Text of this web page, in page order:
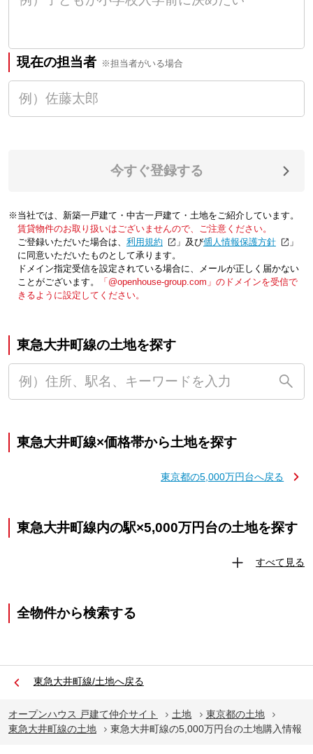
現在の担当者 ※担当者がいる場合
今すぐ登録する
※当社では、新築一戸建て・中古一戸建て・土地をご紹介しています。
賃貸物件のお取り扱いはございませんので、ご注意ください。
ご登録いただいた場合は、「利用規約 」及び「個人情報保護方針
」
に同意いただいたものとして承ります。
ドメイン指定受信を設定されている場合に、メールが正しく届かない
ことがございます。
「@openhouse-group.com」のドメインを受信で
きるように設定してください。
東急大井町線の土地を探す
東急大井町線×価格帯から土地を探す
東京都の5,000万円台へ戻る
東急大井町線内の駅×5,000万円台の土地を探す
すべて見る
全物件から検索する
東急大井町線/土地へ戻る
オープンハウス 戸建て仲介サイト 土地
東京都の土地
東急大井町線の土地
東急大井町線の5,000万円台の土地購入情報